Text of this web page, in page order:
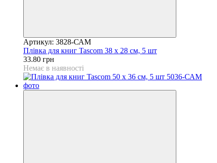
Артикул: 3828-САМ
Плівка для книг Tascom 38 х 28 см, 5 шт
33.80 грн
Немає в наявності